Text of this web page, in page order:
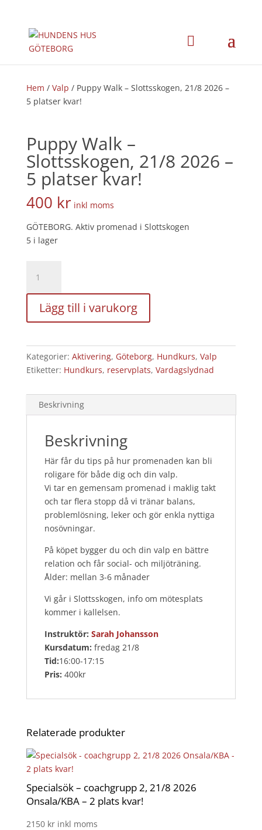
Hem / Valp / Puppy Walk – Slottsskogen, 21/8 2026 –
5 platser kvar!
Puppy Walk –
Slottsskogen, 21/8 2026 –
5 platser kvar!
400 kr inkl moms
GÖTEBORG. Aktiv promenad i Slottskogen
5 i lager
Walk
-
Slottsskogen,
21/8
-
5
platser
mängd
Lägg till i varukorg
Kategorier: Aktivering, Göteborg, Hundkurs, Valp
Etiketter: Hundkurs, reservplats, Vardagslydnad
Beskrivning
Beskrivning
Här får du tips på hur promenaden kan bli
roligare för både dig och din valp.
Vi tar en gemensam promenad i maklig takt
och tar flera stopp då vi tränar balans,
problemlösning, leker och gör enkla nyttiga
nosövningar.
På köpet bygger du och din valp en bättre
relation och får social- och miljöträning.
Ålder: mellan 3-6 månader
Vi går i Slottsskogen, info om mötesplats
kommer i kallelsen.
Instruktör: Sarah Johansson
Kursdatum: fredag 21/8
Tid:16:00-17:15
Pris: 400kr
Relaterade produkter
Specialsök – coachgrupp 2, 21/8 2026
Onsala/KBA – 2 plats kvar!
2150 kr inkl moms